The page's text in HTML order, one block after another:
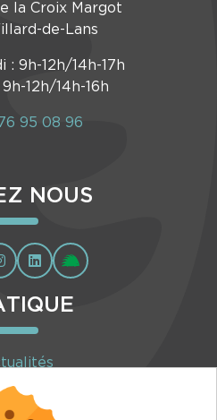
la Croix Margot
de-Lans
: 9h-12h/14h-17h
12h/14h-16h
95 08 96
NOUS